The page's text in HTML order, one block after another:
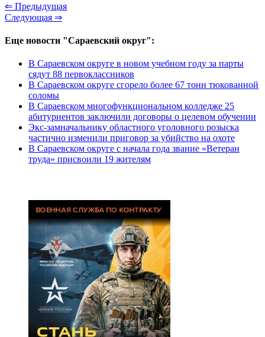
⇐ Предыдущая
Следующая ⇒
Еще новости "Сараевский округ":
В Сараевском округе в новом учебном году за парты
сядут 88 первоклассников
В Сараевском округе сгорело более 67 тонн тюкованной
соломы
В Сараевском многофункциональном колледже 25
абитуриентов заключили договоры о целевом обучении
Экс-замначальнику областного уголовного розыска
частично изменили приговор за убийство на охоте
В Сараевском округе с начала года звание «Ветеран
труда» присвоили 19 жителям